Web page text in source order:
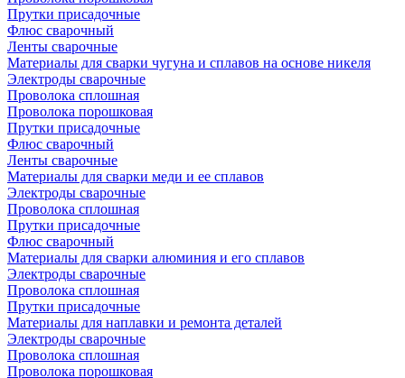
Прутки присадочные
Флюс сварочный
Ленты сварочные
Материалы для сварки чугуна и сплавов на основе никеля
Электроды сварочные
Проволока сплошная
Проволока порошковая
Прутки присадочные
Флюс сварочный
Ленты сварочные
Материалы для сварки меди и ее сплавов
Электроды сварочные
Проволока сплошная
Прутки присадочные
Флюс сварочный
Материалы для сварки алюминия и его сплавов
Электроды сварочные
Проволока сплошная
Прутки присадочные
Материалы для наплавки и ремонта деталей
Электроды сварочные
Проволока сплошная
Проволока порошковая